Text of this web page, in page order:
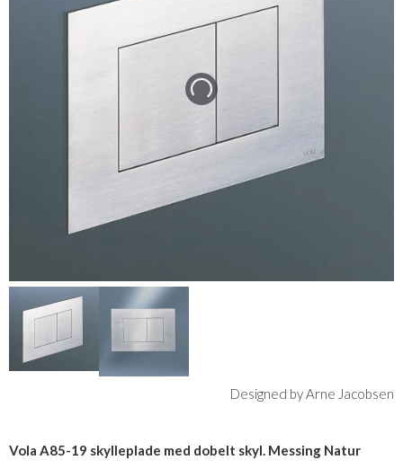
Designed by Arne Jacobsen
Vola A85-19 skylleplade med dobelt skyl. Messing Natur